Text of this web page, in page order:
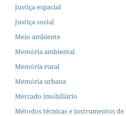
Justiça espacial
Justiça social
Meio ambiente
Memória ambiental
Memória rural
Memória urbana
Mercado imobiliário
Métodos técnicas e instrumentos